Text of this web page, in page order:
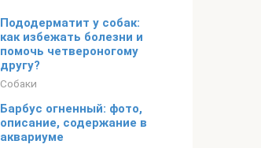
Пододерматит у собак:
как избежать болезни и
помочь четвероногому
другу?
Собаки
Барбус огненный: фото,
описание, содержание в
аквариуме